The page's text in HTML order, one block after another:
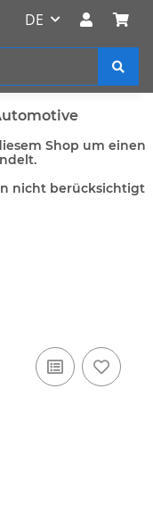
DE
Shop um einen
nicht berücksichtigt